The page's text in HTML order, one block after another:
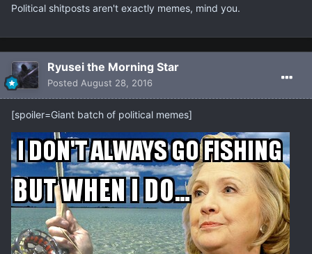
Political shitposts aren't exactly memes, mind you.
Ryusei the Morning Star
Posted August 28, 2016
[spoiler=Giant batch of political memes]